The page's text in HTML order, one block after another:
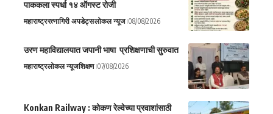
पाककला स्पर्धा १४ ऑगस्ट रोजी
महाराष्ट्ररत्नागिरी अपडेट्सलोकल न्यूज 08/08/2026
उरण महाविद्यालयात जपानी भाषा प्रशिक्षणाची सुरुवात
महाराष्ट्रलोकल न्यूजशिक्षण 07/08/2026
Konkan Railway : कोकण रेल्वेच्या प्रवाशांसाठी